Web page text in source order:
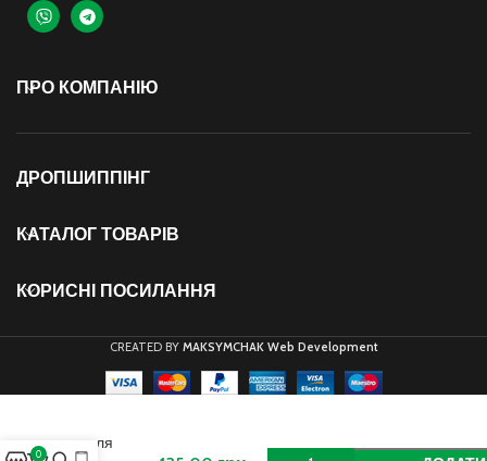
ПРО КОМПАНІЮ
ДРОПШИППІНГ
КАТАЛОГ ТОВАРІВ
КОРИСНІ ПОСИЛАННЯ
CREATED BY MAKSYMCHAK Web Development
Диски-
для
0